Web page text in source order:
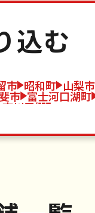
込む
市 昭和町 山梨市
市 富士河口湖町
市川三郷町